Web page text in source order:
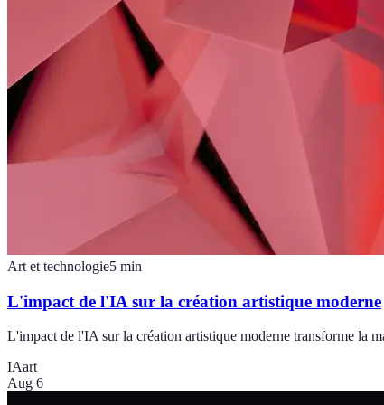
Art et technologie5 min
L'impact de l'IA sur la création artistique moderne
L'impact de l'IA sur la création artistique moderne transforme la
IAart
Aug 6